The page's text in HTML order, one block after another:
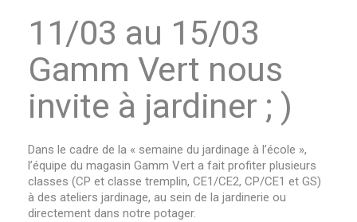
11/03 au 15/03
Gamm Vert nous
invite à jardiner ; )
Dans le cadre de la « semaine du jardinage à l’école »,
l’équipe du magasin Gamm Vert a fait profiter plusieurs
classes (CP et classe tremplin, CE1/CE2, CP/CE1 et GS)
à des ateliers jardinage, au sein de la jardinerie ou
directement dans notre potager.